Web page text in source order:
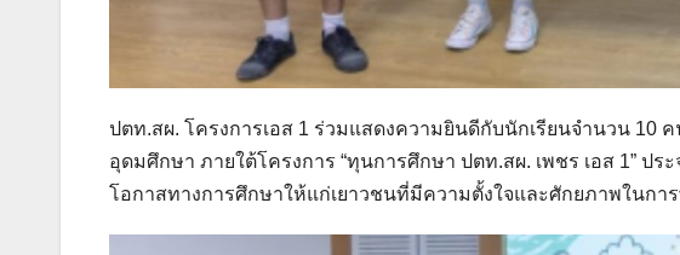
ปตท.สผ. โครงการเอส 1 ร่วมแสดงความยินดีกับนักเรียนจำนวน 10
อุดมศึกษา ภายใต้โครงการ “ทุนการศึกษา ปตท.สผ. เพชร เอส 1” ป
โอกาสทางการศึกษาให้แก่เยาวชนที่มีความตั้งใจและศักยภาพในกา